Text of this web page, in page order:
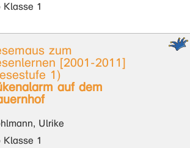
Klasse 1
zum
[2001-2011]
1)
auf dem
Ulrike
Klasse 1